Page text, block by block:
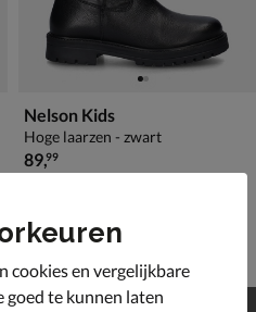
Nelson Kids
Hoge laarzen - zwart
€ 89,99
89,99
cookies en vergelijkbare
goed te kunnen laten